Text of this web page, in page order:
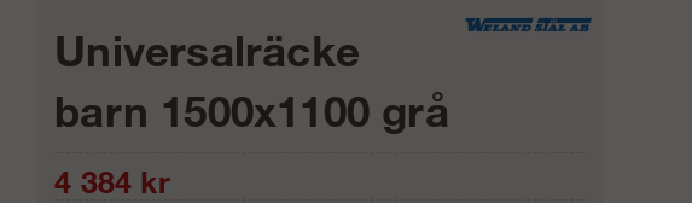
Universalräcke
barn 1500x1100 grå
4 384 kr